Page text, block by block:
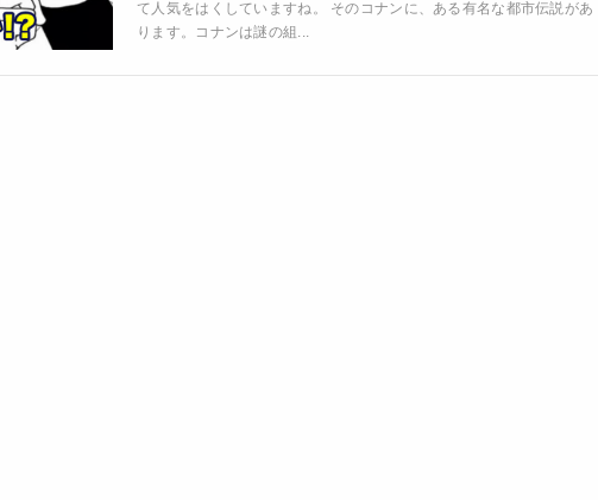
て人気をはくしていますね。 そのコナンに、ある有名な都市伝説があ
ります。コナンは謎の組...